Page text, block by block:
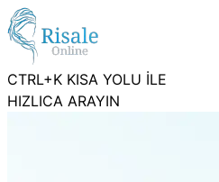
CTRL+K KISA YOLU İLE
HIZLICA ARAYIN